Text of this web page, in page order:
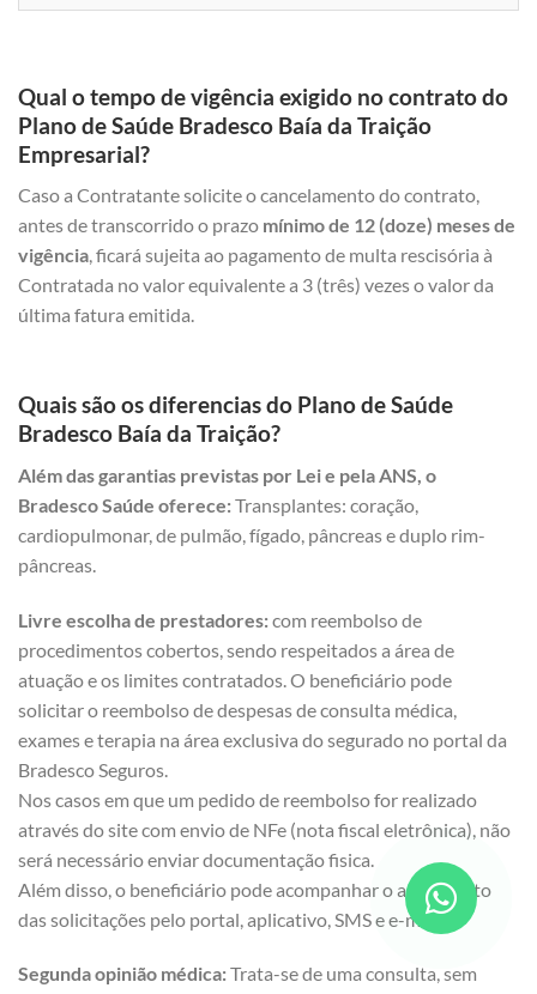
Qual o tempo de vigência exigido no contrato do
Plano de Saúde Bradesco Baía da Traição
Empresarial?
Caso a Contratante solicite o cancelamento do contrato,
antes de transcorrido o prazo mínimo de 12 (doze) meses de
vigência, ficará sujeita ao pagamento de multa rescisória à
Contratada no valor equivalente a 3 (três) vezes o valor da
última fatura emitida.
Quais são os diferencias do Plano de Saúde
Bradesco Baía da Traição?
Além das garantias previstas por Lei e pela ANS, o
Bradesco Saúde oferece:Transplantes: coração,
cardiopulmonar, de pulmão, fígado, pâncreas e duplo rim-
pâncreas.
Livre escolha de prestadores:com reembolso de
procedimentos cobertos, sendo respeitados a área de
atuação e os limites contratados. O beneficiário pode
solicitar o reembolso de despesas de consulta médica,
exames e terapia na área exclusiva do segurado no portal da
Bradesco Seguros.
Nos casos em que um pedido de reembolso for realizado
através do site com envio de NFe (nota fiscal eletrônica), não
será necessário enviar documentação fisica.
Além disso, o beneficiário pode acompanhar o andamento
das solicitações pelo portal, aplicativo, SMS e e-mail.
Segunda opinião médica:Trata-se de uma consulta, sem